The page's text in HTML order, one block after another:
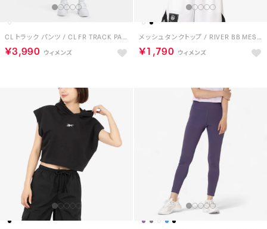
CL トラック パンツ / CL FR TRACK PANT （ヴィンテージチョーク）
￥3,990
メッシュ タンクトップ / RIVER BB MESH TANK （ホワイト）
￥1,790